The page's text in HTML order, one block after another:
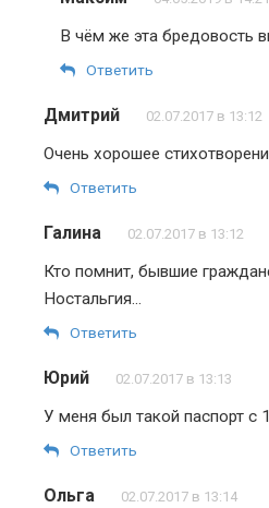
В чём же эта бредовость
Ответить
Дмитрий 02.07.2017 в 13:12
Очень хорошее
Ответить
Галина 02.07.2017 в 13:12
Кто помнит, бывшие
Ностальгия…
Ответить
Юрий 02.07.2017 в 13:13
У меня был такой паспорт с
Ответить
Ольга 02.07.2017 в 13:14